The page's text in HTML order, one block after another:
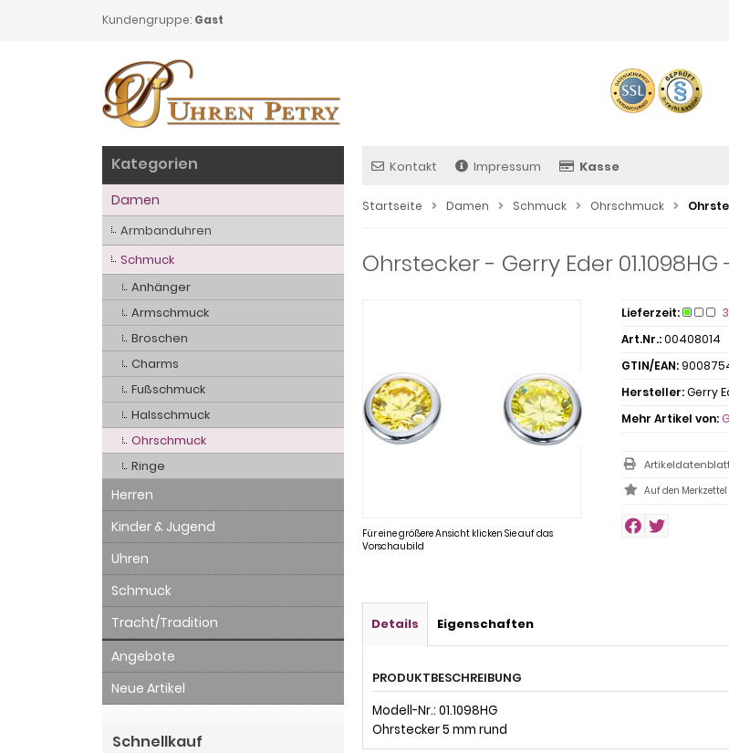
Kundengruppe: Gast
Kontakt Impressum Kasse
Startseite Damen Schmuck Ohrschmuck
Ohrstecker - Gerry Eder
Für eine größere Ansicht klicken Sie auf das
Vorschaubild
Lieferzeit:
Art.Nr.:00408014
GTIN/EAN:
Hersteller:Gerry
Mehr Artikel von:
Details Eigenschaften
PRODUKTBESCHREIBUNG
Modell-Nr.: 01.1098HG
Ohrstecker 5 mm rund
Kategorien
Damen
Armbanduhren
Schmuck
Anhänger
Armschmuck
Broschen
Charms
Fußschmuck
Halsschmuck
Ohrschmuck
Ringe
Herren
Kinder & Jugend
Uhren
Schmuck
Tracht/Tradition
Angebote
Neue Artikel
Schnellkauf